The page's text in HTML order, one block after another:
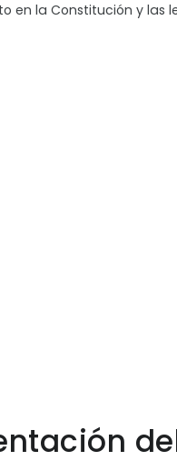
en la Constitución y las